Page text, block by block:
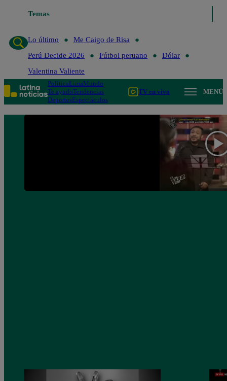
Temas
Lo último
Me Caigo de Risa
Perú Decide 2026
Fútbol peruano
Dólar
Valentina Valiente
PolíticaLimaMundo
Te ayudoTendencias
DeportesEspectáculos
TV en vivo MENÚ